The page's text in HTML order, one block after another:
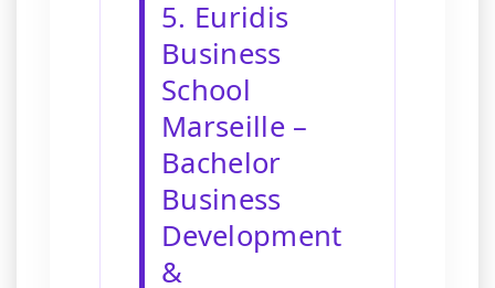
5. Euridis
Business
School
Marseille –
Bachelor
Business
Development
&